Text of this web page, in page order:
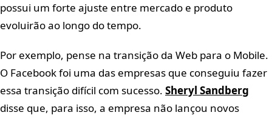
possui um forte ajuste entre mercado e produto
evoluirão ao longo do tempo.
Por exemplo, pense na transição da Web para o Mobile.
O Facebook foi uma das empresas que conseguiu fazer
essa transição difícil com sucesso. Sheryl Sandberg
disse que, para isso, a empresa não lançou novos